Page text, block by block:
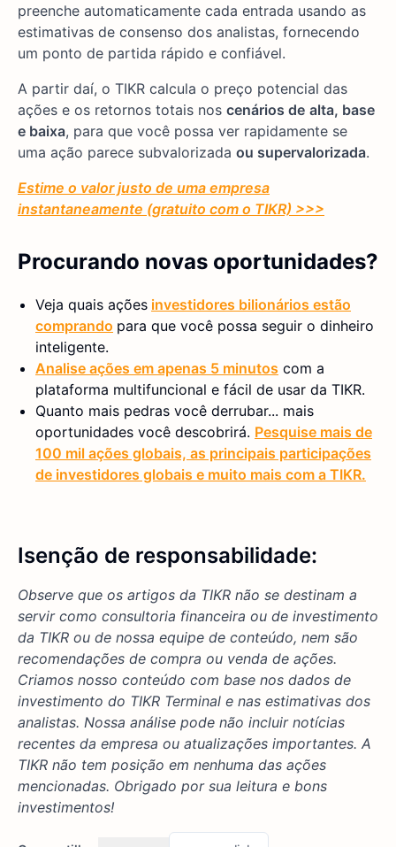
preenche automaticamente cada entrada usando as
estimativas de consenso dos analistas, fornecendo
um ponto de partida rápido e confiável.
A partir daí, o TIKR calcula o preço potencial das
ações e os retornos totais nos cenários de alta, base
e baixa, para que você possa ver rapidamente se
uma ação parece subvalorizada ou supervalorizada.
Estime o valor justo de uma empresa
instantaneamente (gratuito com o TIKR) >>>
Procurando novas oportunidades?
Veja quais ações investidores bilionários estão
comprando para que você possa seguir o dinheiro
inteligente.
Analise ações em apenas 5 minutos com a
plataforma multifuncional e fácil de usar da TIKR.
Quanto mais pedras você derrubar... mais
oportunidades você descobrirá. Pesquise mais de
100 mil ações globais, as principais participações
de investidores globais e muito mais com a TIKR.
Isenção de responsabilidade:
Observe que os artigos da TIKR não se destinam a
servir como consultoria financeira ou de investimento
da TIKR ou de nossa equipe de conteúdo, nem são
recomendações de compra ou venda de ações.
Criamos nosso conteúdo com base nos dados de
investimento do TIKR Terminal e nas estimativas dos
analistas. Nossa análise pode não incluir notícias
recentes da empresa ou atualizações importantes. A
TIKR não tem posição em nenhuma das ações
mencionadas. Obrigado por sua leitura e bons
investimentos!